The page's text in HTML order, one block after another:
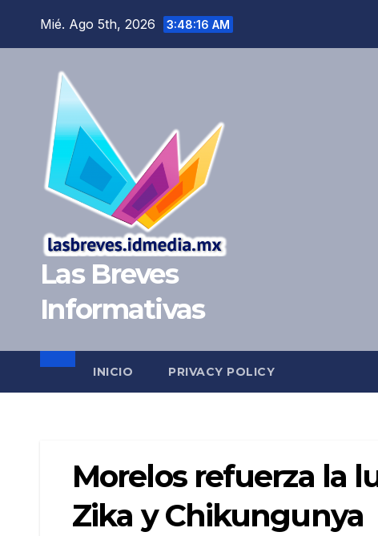
Mié. Ago 5th, 2026 3:48:17 AM
Las Breves
Informativas
INICIO PRIVACY POLICY
Morelos refuerza la
Zika y Chikungunya